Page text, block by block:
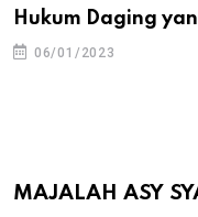
Hukum Daging
06/01/2023
MAJALAH ASY